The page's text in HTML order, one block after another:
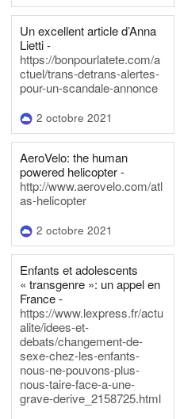
Un excellent article d’Anna
Lietti -
https://bonpourlatete.com/a
ctuel/trans-detrans-alertes-
pour-un-scandale-annonce
2 octobre 2021
AeroVelo: the human
powered helicopter -
http://www.aerovelo.com/atl
as-helicopter
2 octobre 2021
Enfants et adolescents
« transgenre »: un appel en
France -
https://www.lexpress.fr/actu
alite/idees-et-
debats/changement-de-
sexe-chez-les-enfants-
nous-ne-pouvons-plus-
nous-taire-face-a-une-
grave-derive_2158725.html